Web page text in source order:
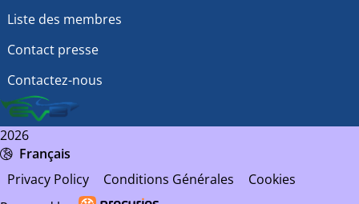
Liste des membres
Contact presse
Contactez-nous
2026
Français
Privacy Policy
Conditions Générales
Cookies